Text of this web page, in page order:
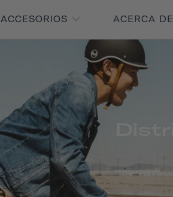
ACCESORIOS ACERCA DE